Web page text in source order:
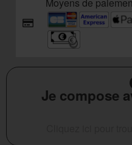
Je compose